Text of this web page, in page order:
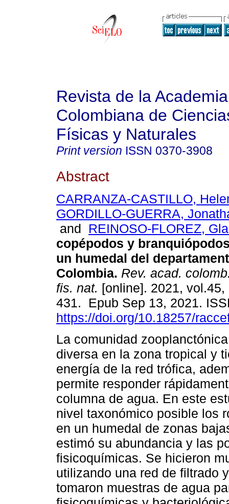
Revista de la Academia
Colombiana de
Físicas y Naturales
Print version ISSN 0370-3908
Abstract
CARRANZA-CASTILLO,
GORDILLO-GUERRA,
and REINOSO-FLOREZ,
copépodos y
un humedal del
Colombia. Rev. acad.
fis. nat. [online]. 2021,
431. Epub Sep 13, 2021.
https://doi.org/10.18257/
La comunidad
diversa en la zona tropical y
energía de la red trófica,
permite responder
columna de agua. En este
nivel taxonómico posible los
en un humedal de zonas
estimó su abundancia y las
fisicoquímicas. Se hicieron
utilizando una red de filtrado
tomaron muestras de agua